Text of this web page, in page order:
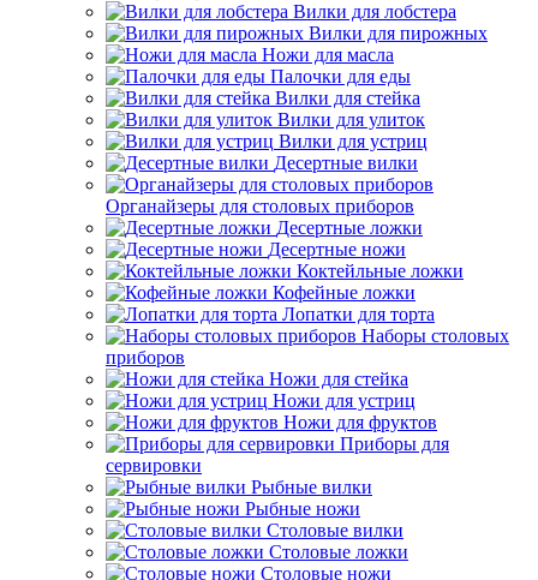
Вилки для лобстера
Вилки для пирожных
Ножи для масла
Палочки для еды
Вилки для стейка
Вилки для улиток
Вилки для устриц
Десертные вилки
Органайзеры для столовых приборов
Десертные ложки
Десертные ножи
Коктейльные ложки
Кофейные ложки
Лопатки для торта
Наборы столовых
приборов
Ножи для стейка
Ножи для устриц
Ножи для фруктов
Приборы для
сервировки
Рыбные вилки
Рыбные ножи
Столовые вилки
Столовые ложки
Столовые ножи